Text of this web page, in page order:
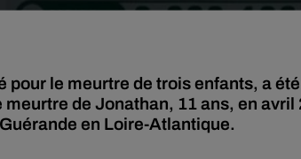
le meurtre de trois enfants, a
de Jonathan, 11 ans, en avril
en Loire-Atlantique.